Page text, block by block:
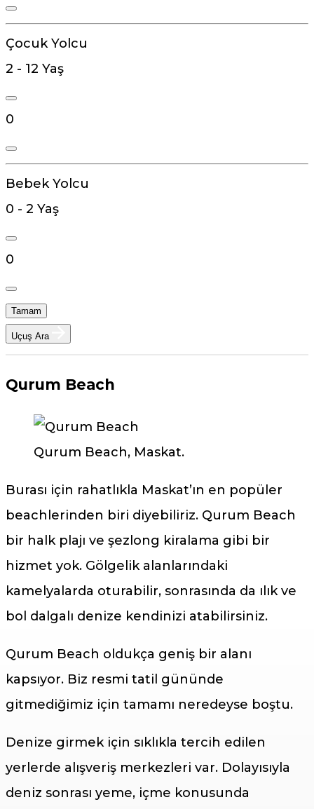
Çocuk Yolcu
2 - 12 Yaş
0
Bebek Yolcu
0 - 2 Yaş
0
Tamam
Uçuş Ara
Qurum Beach
Qurum Beach, Maskat.
Burası için rahatlıkla Maskat’ın en popüler
beachlerinden biri diyebiliriz. Qurum Beach
bir halk plajı ve şezlong kiralama gibi bir
hizmet yok. Gölgelik alanlarındaki
kamelyalarda oturabilir, sonrasında da ılık ve
bol dalgalı denize kendinizi atabilirsiniz.
Qurum Beach oldukça geniş bir alanı
kapsıyor. Biz resmi tatil gününde
gitmediğimiz için tamamı neredeyse boştu.
Denize girmek için sıklıkla tercih edilen
yerlerde alışveriş merkezleri var. Dolayısıyla
deniz sonrası yeme, içme konusunda